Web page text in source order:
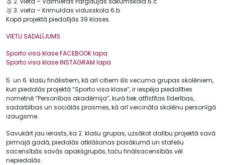
🥉 3. vieta – Krimuldas vidusskola 6.b
Kopā projektā piedalījās 39 klases.
VIETU SADALĪJUMS
Sporto visa klase FACEBOOK lapa
Sporto visa klase INSTAGRAM lapa
5. un 6. klašu finālistiem, kā arī citiem šīs vecuma grupas skolēniem,
kuri piedalās projektā “Sporto visa klase”, ir iespēja piedalīties
nometnē “Personības akadēmija”, kurā tiek attīstītas līderības,
sadarbības un sociālās prasmes, kā arī veicināta skolēnu personīgā
izaugsme.
Savukārt jau ierasts, ka 2. klašu grupas, uzsākot dalību projektā savā
pirmajā gadā, piedalās atklāšanas pasākumā un stafešu
sacensībās savās apakšgrupās, taču finālsacensībās vēl
nepiedalās.